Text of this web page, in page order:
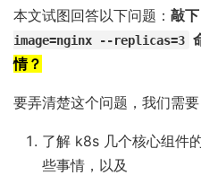
本文试图回答以下问题： 敲下
image=nginx --replicas=3
情？
要弄清楚这个问题，我们需要
了解 k8s 几个核心组件
些事情，以及